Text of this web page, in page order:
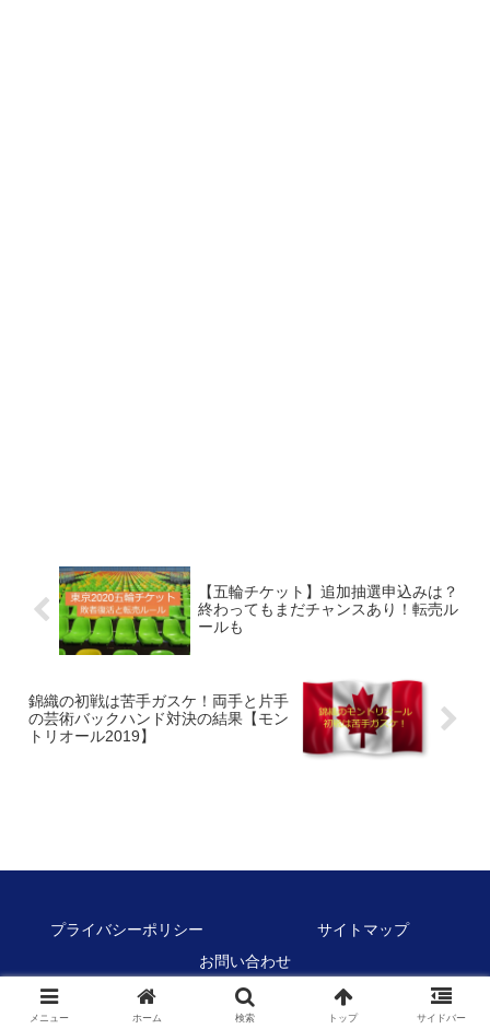
【五輪チケット】追加抽選申込みは？
終わってもまだチャンスあり！転売ル
ールも
錦織の初戦は苦手ガスケ！両手と片手
の芸術バックハンド対決の結果【モン
トリオール2019】
プライバシーポリシー
サイトマップ
お問い合わせ
© 2018 Vamos! シニア.
メニュー ホーム 検索 トップ サイドバー